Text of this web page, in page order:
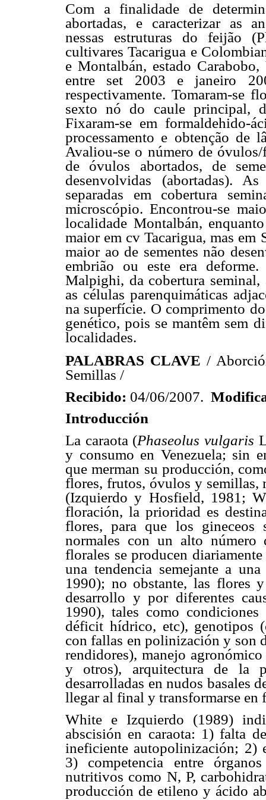
Com a finalidade de
abortadas, e caracterizar as
nessas estruturas do feijão
cultivares Tacarigua e
e Montalbán, estado
entre set 2003 e janeiro
respectivamente. Tomaram-se
sexto nó do caule principal,
Fixaram-se em formaldehido-
processamento e obtenção de
Avaliou-se o número de
de óvulos abortados, de
desenvolvidas (abortadas).
separadas em cobertura
microscópio. Encontrou-se
localidade Montalbán,
maior em cv Tacarigua, mas em
maior ao de sementes não
embrião ou este era
Malpighi, da cobertura seminal,
as células parenquimáticas
na superfície. O comprimento
genético, pois se mantêm sem
localidades.
PALABRAS CLAVE /
Semillas /
Recibido: 04/06/2007.
Introducción
La caraota (Phaseolus vulgaris
y consumo en Venezuela; sin
que merman su producción,
flores, frutos, óvulos y semillas,
(Izquierdo y Hosfield, 1981;
floración, la prioridad es
flores, para que los gineceos
normales con un alto
florales se producen
una tendencia semejante a
1990); no obstante, las flores
desarrollo y por diferentes
1990), tales como condiciones
déficit hídrico, etc), genotipos
con fallas en polinización y son
rendidores), manejo
y otros), arquitectura de la
desarrolladas en nudos basales
llegar al final y transformarse en
White e Izquierdo (1989)
abscisión en caraota: 1) falta
ineficiente autopolinización; 2)
3) competencia entre
nutritivos como N, P,
producción de etileno y ácido